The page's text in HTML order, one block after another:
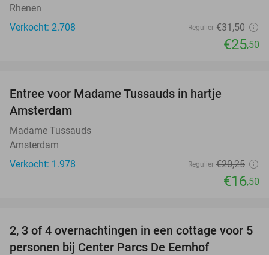
Rhenen
Verkocht: 2.708
Regulier €31,50
€25,50
Entree voor Madame Tussauds in hartje
Amsterdam
Madame Tussauds
Amsterdam
Verkocht: 1.978
Regulier €20,25
€16,50
2, 3 of 4 overnachtingen in een cottage voor 5
personen bij Center Parcs De Eemhof